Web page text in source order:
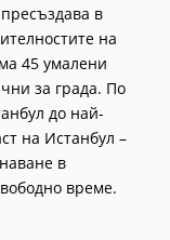
в
на
45 умалени
за града. По
до най-
на Истанбул –
в
време.